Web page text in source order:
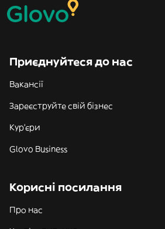
Приєднуйтеся до нас
Вакансії
Зареєструйте свій бізнес
Кур'єри
Glovo Business
Корисні посилання
Про нас